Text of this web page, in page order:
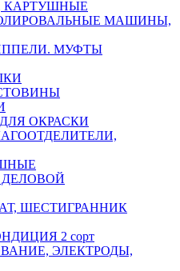
КАРТУШНЫЕ
МАШИНЫ,
МУФТЫ
ОКРАСКИ
ДЕЛОВОЙ
ШЕСТИГРАННИК
2 сорт
ЭЛЕКТРОДЫ,